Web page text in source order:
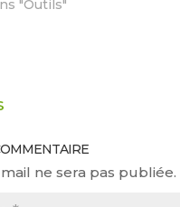
"Outils"
ne sera pas publiée.